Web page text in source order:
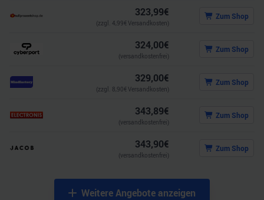
323,99€
(zzgl. 4,99€ Versandkosten)
Zum Shop
324,00€
(versandkostenfrei)
Zum Shop
329,00€
(zzgl. 8,90€ Versandkosten)
Zum Shop
343,89€
(versandkostenfrei)
Zum Shop
343,90€
(versandkostenfrei)
Zum Shop
Weitere Angebote anzeigen